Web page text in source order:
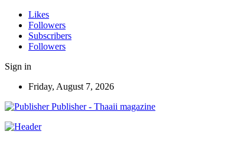
Likes
Followers
Subscribers
Followers
Sign in
Friday, August 7, 2026
Publisher - Thaaii magazine